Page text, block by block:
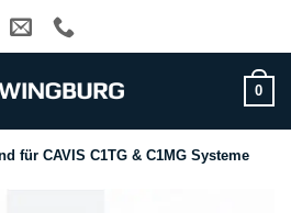
0
für CAVIS C1TG & C1MG Systeme